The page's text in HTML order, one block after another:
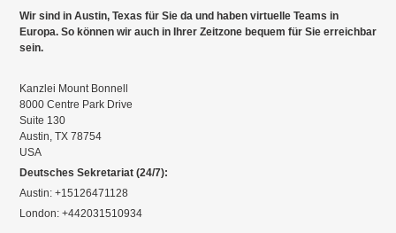
Wir sind in Austin, Texas für Sie da und haben virtuelle Teams in
Europa. So können wir auch in Ihrer Zeitzone bequem für Sie erreichbar
sein.
Kanzlei Mount Bonnell
8000 Centre Park Drive
Suite 130
Austin, TX 78754
USA
Deutsches Sekretariat (24/7):
Austin: +15126471128
London: +442031510934